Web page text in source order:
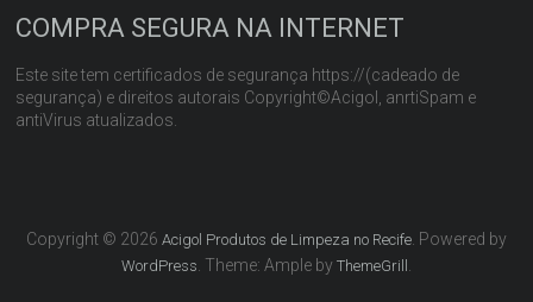
COMPRA SEGURA NA INTERNET
Este site tem certificados de segurança https://(cadeado de
segurança) e direitos autorais Copyright©Acigol, anrtiSpam e
antiVirus atualizados.
Copyright © 2026 Acigol Produtos de Limpeza no Recife. Powered by
WordPress . Theme: Ample by ThemeGrill